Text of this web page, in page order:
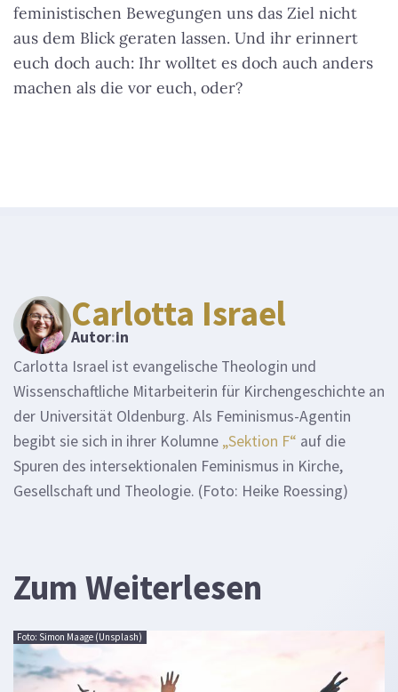
feministischen Bewegungen uns das Ziel nicht
aus dem Blick geraten lassen. Und ihr erinnert
euch doch auch: Ihr wolltet es doch auch anders
machen als die vor euch, oder?
Carlotta Israel
Autor:in
Carlotta Israel ist evangelische Theologin und
Wissenschaftliche Mitarbeiterin für Kirchengeschichte an
der Universität Oldenburg. Als Feminismus-Agentin
begibt sie sich in ihrer Kolumne „Sektion F“ auf die
Spuren des intersektionalen Feminismus in Kirche,
Gesellschaft und Theologie. (Foto: Heike Roessing)
Zum Weiterlesen
Foto: Simon Maage (Unsplash)